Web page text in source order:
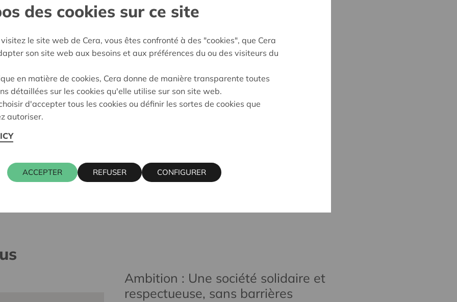
Approuvé
2400 MOL
Cera contact
kristien.martens@cera.coop
Ambition : Une société solidaire et
respectueuse, sans barrières
des cookies sur ce site
le site web de Cera, vous êtes confronté à des "cookies", que Cera
son site web aux besoins et aux préférences du ou des visiteurs du
en matière de cookies, Cera donne de manière transparente toutes
détaillées sur les cookies qu'elle utilise sur son site web.
d'accepter tous les cookies ou définir les sortes de cookies que
autoriser.
ACCEPTER REFUSER CONFIGURER